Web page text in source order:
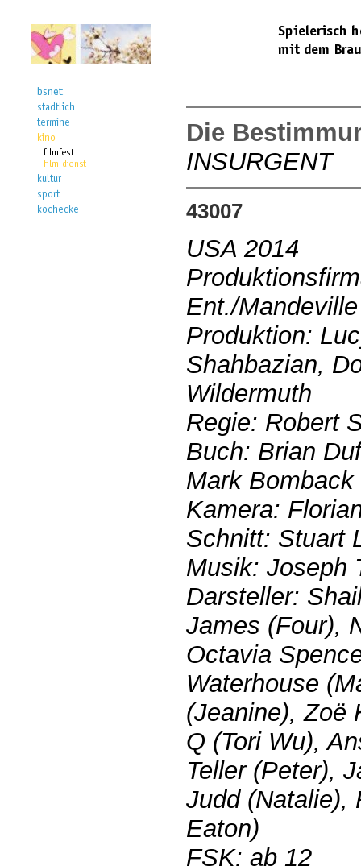
Die
INSURGENT
43007
USA 2014
Ent./
Produktion:
Shahbazian,
Wildermuth
Regie: Robert
Buch: Brian
Mark Bomback
Kamera:
Schnitt: Stuart
Musik: Joseph
Darsteller:
James (Four),
Octavia
Waterhouse
(Jeanine), Zoë
Q (Tori Wu),
Teller (Peter),
Judd (Natalie),
Eaton)
FSK: ab 12